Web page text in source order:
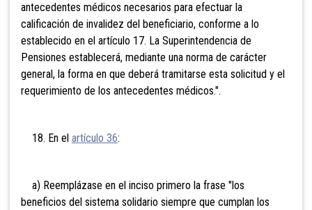
antecedentes médicos necesarios para efectuar la
calificación de invalidez del beneficiario, conforme a lo
establecido en el artículo 17. La Superintendencia de
Pensiones establecerá, mediante una norma de carácter
general, la forma en que deberá tramitarse esta solicitud y el
requerimiento de los antecedentes médicos.".
18. En el artículo 36:
a) Reemplázase en el inciso primero la frase "los
beneficios del sistema solidario siempre que cumplan los